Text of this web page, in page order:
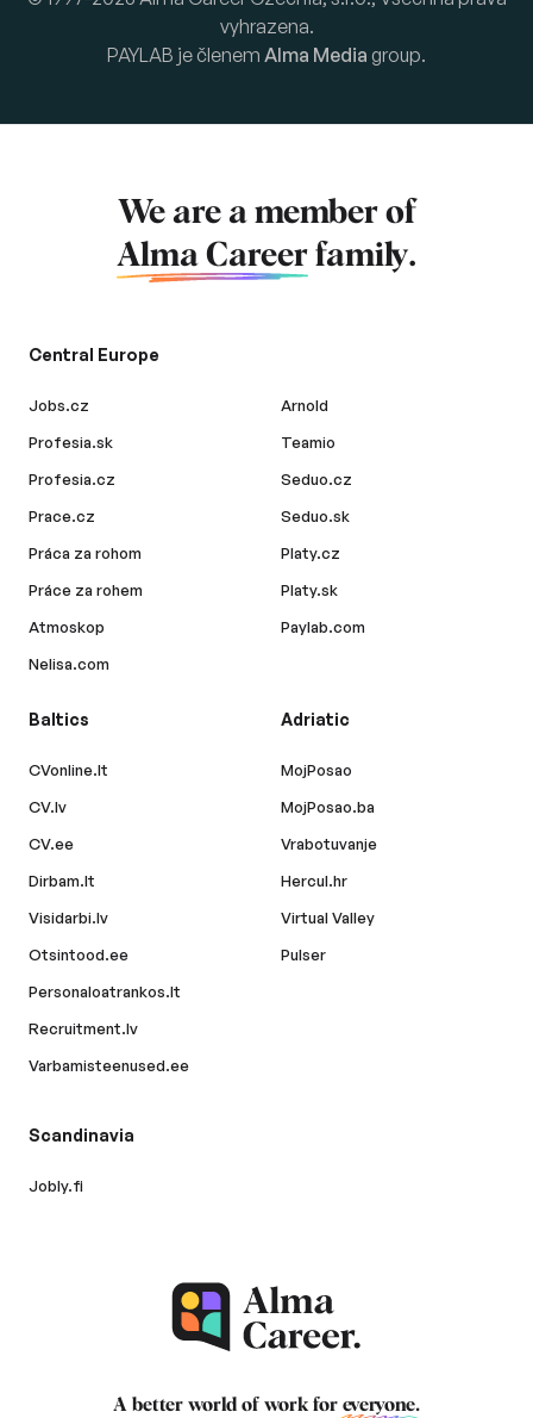
vyhrazena.
PAYLAB je členem Alma Media group.
We are a member of
Alma Career family.
Central Europe
Jobs.cz
Profesia.sk
Profesia.cz
Prace.cz
Práca za rohom
Práce za rohem
Atmoskop
Nelisa.com
Arnold
Teamio
Seduo.cz
Seduo.sk
Platy.cz
Platy.sk
Paylab.com
Baltics
CVonline.lt
CV.lv
CV.ee
Dirbam.lt
Visidarbi.lv
Otsintood.ee
Personaloatrankos.lt
Recruitment.lv
Varbamisteenused.ee
Adriatic
MojPosao
MojPosao.ba
Vrabotuvanje
Hercul.hr
Virtual Valley
Pulser
Scandinavia
Jobly.fi
A better world of work for everyone.